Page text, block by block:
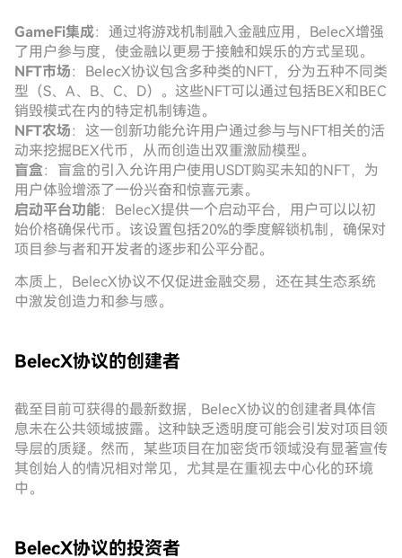
GameFi集成：通过将游戏机制融入金融应用，BelecX增强
了用户参与度，使金融以更易于接触和娱乐的方式呈现。
NFT市场：BelecX协议包含多种类的NFT，分为五种不同类
型（S、A、B、C、D）。这些NFT可以通过包括BEX和BEC
销毁模式在内的特定机制铸造。
NFT农场：这一创新功能允许用户通过参与与NFT相关的活
动来挖掘BEX代币，从而创造出双重激励模型。
盲盒：盲盒的引入允许用户使用USDT购买未知的NFT，为
用户体验增添了一份兴奋和惊喜元素。
启动平台功能：BelecX提供一个启动平台，用户可以以初
始价格确保代币。该设置包括20%的季度解锁机制，确保对
项目参与者和开发者的逐步和公平分配。
本质上，BelecX协议不仅促进金融交易，还在其生态系统
中激发创造力和参与感。
BelecX协议的创建者
截至目前可获得的最新数据，BelecX协议的创建者具体信
息未在公共领域披露。这种缺乏透明度可能会引发对项目领
导层的质疑。然而，某些项目在加密货币领域没有显著宣传
其创始人的情况相对常见，尤其是在重视去中心化的环境
中。
BelecX协议的投资者